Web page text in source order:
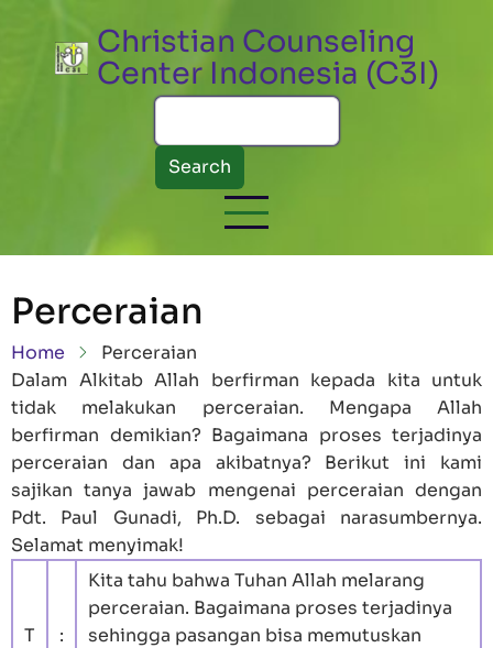
Christian Counseling
Center Indonesia (C3I)
Search
Perceraian
Breadcrumb
Home
Perceraian
Dalam Alkitab Allah berfirman kepada kita untuk
tidak melakukan perceraian. Mengapa Allah
berfirman demikian? Bagaimana proses terjadinya
perceraian dan apa akibatnya? Berikut ini kami
sajikan tanya jawab mengenai perceraian dengan
Pdt. Paul Gunadi, Ph.D. sebagai narasumbernya.
Selamat menyimak!
T :
Kita tahu bahwa Tuhan Allah melarang
perceraian. Bagaimana proses terjadinya
sehingga pasangan bisa memutuskan